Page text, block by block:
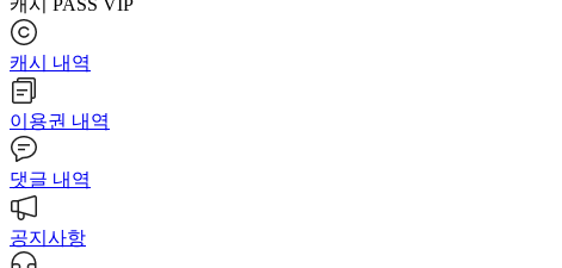
캐시 PASS VIP
캐시 내역
이용권 내역
댓글 내역
공지사항